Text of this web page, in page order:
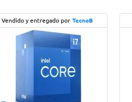
Vendido y entregado por TecnoB